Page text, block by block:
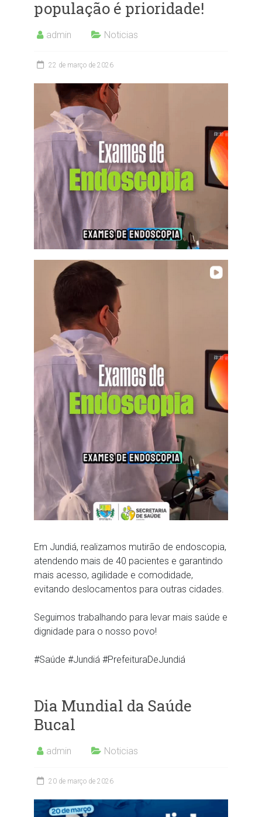
população é prioridade!
admin Noticias
22 de março de 2026
Em Jundiá, realizamos mutirão de endoscopia,
atendendo mais de 40 pacientes e garantindo
mais acesso, agilidade e comodidade,
evitando deslocamentos para outras cidades.
Seguimos trabalhando para levar mais saúde e
dignidade para o nosso povo!
#Saúde #Jundiá #PrefeituraDeJundiá
Dia Mundial da Saúde
Bucal
admin Noticias
20 de março de 2026